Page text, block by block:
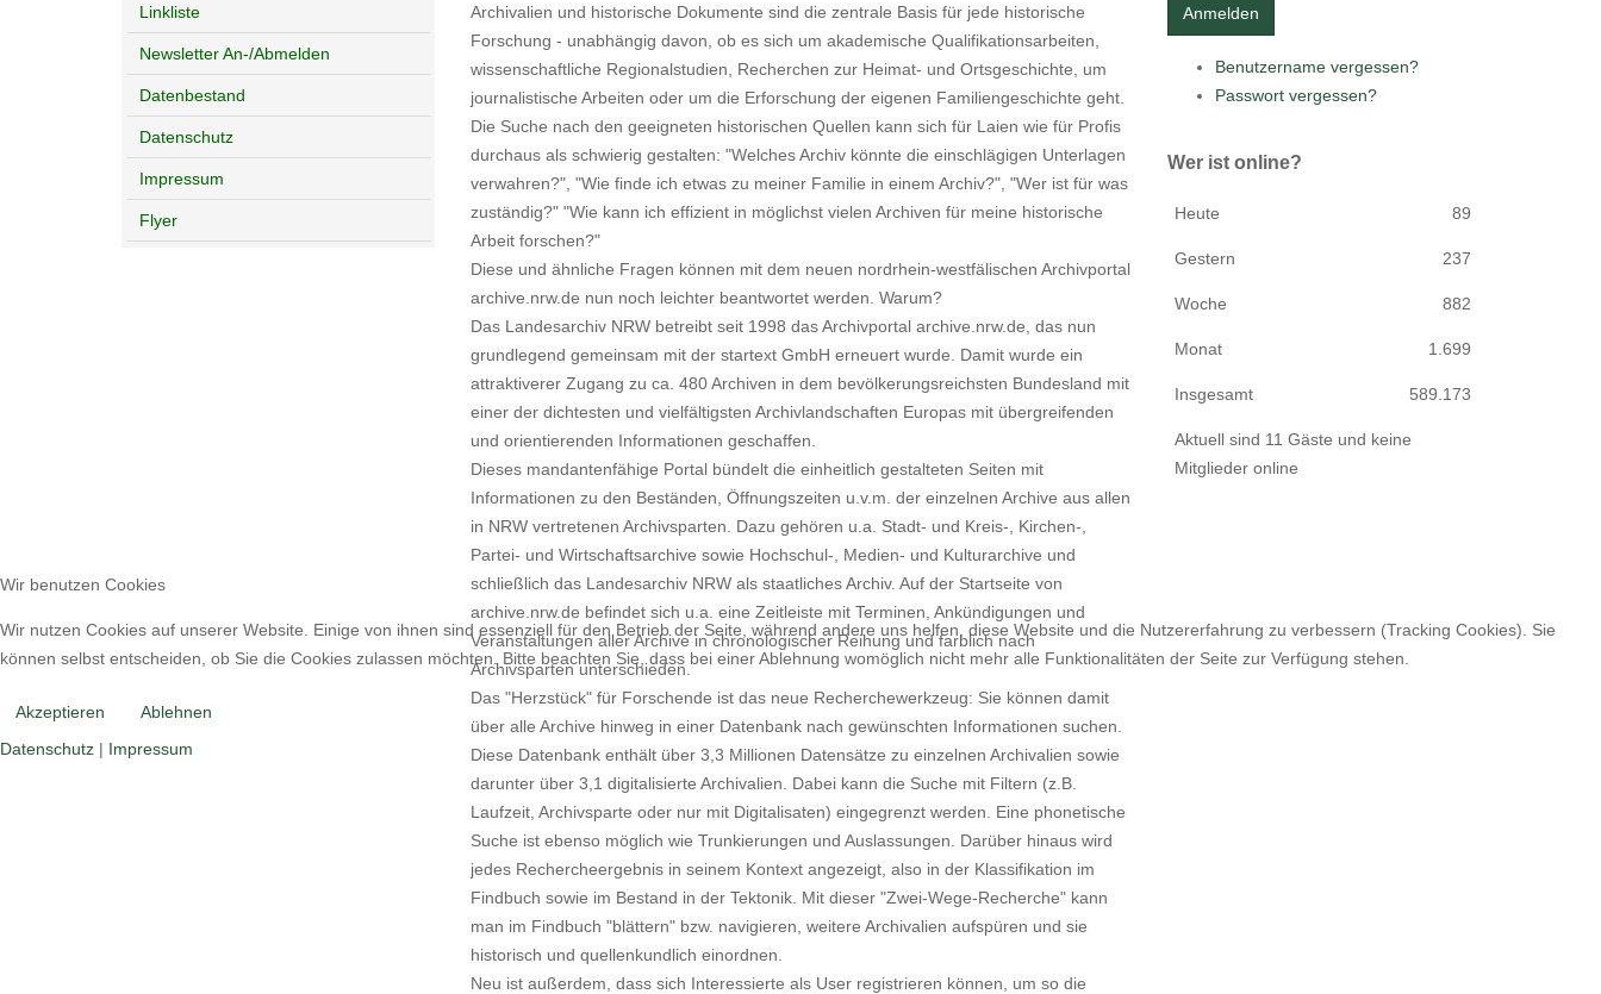
Archivalien und historische Dokumente sind die zentrale Basis für jede historische
Forschung - unabhängig davon, ob es sich um akademische Qualifikationsarbeiten,
wissenschaftliche Regionalstudien, Recherchen zur Heimat- und Ortsgeschichte, um
journalistische Arbeiten oder um die Erforschung der eigenen Familiengeschichte geht.
Die Suche nach den geeigneten historischen Quellen kann sich für Laien wie für Profis
durchaus als schwierig gestalten: "Welches Archiv könnte die einschlägigen Unterlagen
verwahren?", "Wie finde ich etwas zu meiner Familie in einem Archiv?", "Wer ist für was
zuständig?" "Wie kann ich effizient in möglichst vielen Archiven für meine historische
Arbeit forschen?"
Diese und ähnliche Fragen können mit dem neuen nordrhein-westfälischen Archivportal
archive.nrw.de nun noch leichter beantwortet werden. Warum?
Das Landesarchiv NRW betreibt seit 1998 das Archivportal archive.nrw.de, das nun
grundlegend gemeinsam mit der startext GmbH erneuert wurde. Damit wurde ein
attraktiverer Zugang zu ca. 480 Archiven in dem bevölkerungsreichsten Bundesland mit
einer der dichtesten und vielfältigsten Archivlandschaften Europas mit übergreifenden
und orientierenden Informationen geschaffen.
Dieses mandantenfähige Portal bündelt die einheitlich gestalteten Seiten mit
Informationen zu den Beständen, Öffnungszeiten u.v.m. der einzelnen Archive aus allen
in NRW vertretenen Archivsparten. Dazu gehören u.a. Stadt- und Kreis-, Kirchen-,
Partei- und Wirtschaftsarchive sowie Hochschul-, Medien- und Kulturarchive und
schließlich das Landesarchiv NRW als staatliches Archiv. Auf der Startseite von
archive.nrw.de befindet sich u.a. eine Zeitleiste mit Terminen, Ankündigungen und
Veranstaltungen aller Archive in chronologischer Reihung und farblich nach
Archivsparten unterschieden.
Das "Herzstück" für Forschende ist das neue Recherchewerkzeug: Sie können damit
über alle Archive hinweg in einer Datenbank nach gewünschten Informationen suchen.
Diese Datenbank enthält über 3,3 Millionen Datensätze zu einzelnen Archivalien sowie
darunter über 3,1 digitalisierte Archivalien. Dabei kann die Suche mit Filtern (z.B.
Laufzeit, Archivsparte oder nur mit Digitalisaten) eingegrenzt werden. Eine phonetische
Suche ist ebenso möglich wie Trunkierungen und Auslassungen. Darüber hinaus wird
jedes Rechercheergebnis in seinem Kontext angezeigt, also in der Klassifikation im
Findbuch sowie im Bestand in der Tektonik. Mit dieser "Zwei-Wege-Recherche" kann
man im Findbuch "blättern" bzw. navigieren, weitere Archivalien aufspüren und sie
historisch und quellenkundlich einordnen.
Neu ist außerdem, dass sich Interessierte als User registrieren können, um so die
Linkliste
Newsletter An-/Abmelden
Datenbestand
Datenschutz
Impressum
Flyer
Benutzername vergessen?
Passwort vergessen?
Wer ist online?
Heute 89
Gestern 237
Woche 882
Monat 1.699
Insgesamt 589.173
Aktuell sind 11 Gäste und keine
Mitglieder online
Wir benutzen Cookies
Wir nutzen Cookies auf unserer Website. Einige von ihnen sind essenziell für den Betrieb der Seite, während andere uns helfen, diese Website und die Nutzererfahrung zu verbessern (Tracking Cookies). Sie
können selbst entscheiden, ob Sie die Cookies zulassen möchten. Bitte beachten Sie, dass bei einer Ablehnung womöglich nicht mehr alle Funktionalitäten der Seite zur Verfügung stehen.
Akzeptieren
Ablehnen
Datenschutz | Impressum